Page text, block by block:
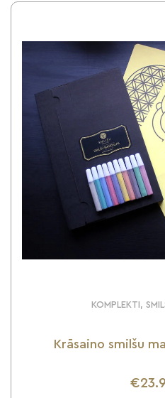
KOMPLEKTI,
Krāsaino smilšu